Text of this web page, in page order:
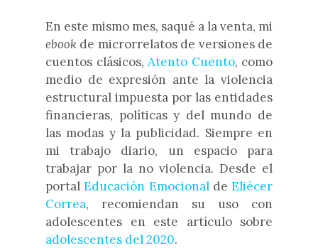
En este mismo mes, saqué a la venta, mi
ebook de microrrelatos de versiones de
cuentos clásicos, Atento Cuento, como
medio de expresión ante la violencia
estructural impuesta por las entidades
financieras, políticas y del mundo de
las modas y la publicidad. Siempre en
mi trabajo diario, un espacio para
trabajar por la no violencia. Desde el
portalEducación Emocionalde Eliécer
Correa, recomiendan su uso con
adolescentes en este artículo sobre
adolescentes del 2020.